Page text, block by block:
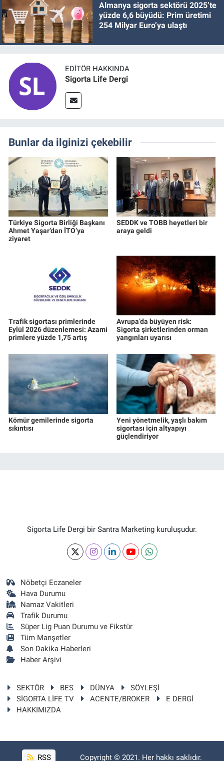
Almanya sigorta sektörü 2025’te
yüzde 6,6 büyüdü: Prim üretimi
254 Milyar Euro’ya ulaştı
EDITÖR HAKKINDA
Sigorta Life Dergi
Bunlar da ilginizi çekebilir
Türkiye Sigorta Birliği Başkanı
Ahmet Yaşar’dan İTO’ya
ziyaret
SEDDK ve TOBB heyetleri bir
araya geldi
Trafik sigortası primlerinde
Eylül 2026 düzenlemesi: Azami
primlere yüzde 1,75 artış
Avrupa’da büyüyen risk:
Sigorta şirketlerinden orman
yangınları uyarısı
Kömür gemilerinde sigorta
sıkıntısı
Yeni yönetmelik, yaşlı bakım
sigortası için altyapıyı
güçlendiriyor
Sigorta Life Dergi bir Santra Marketing kuruluşudur.
Nöbetçi Eczaneler
Hava Durumu
Namaz Vakitleri
Trafik Durumu
Süper Lig Puan Durumu ve Fikstür
Tüm Manşetler
Son Dakika Haberleri
Haber Arşivi
SEKTÖR BES DÜNYA
SÖYLEŞİ
SİGORTA LİFE TV
ACENTE/BROKER
E DERGİ
HAKKIMIZDA
RSS Copyright © 2021. Her hakkı saklıdır.